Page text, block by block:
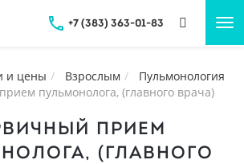
+7 (383) 363-01-83
и цены Взрослым
Пульмонология
пульмонолога, (главного врача)
ПРИЕМ
(ГЛАВНОГО